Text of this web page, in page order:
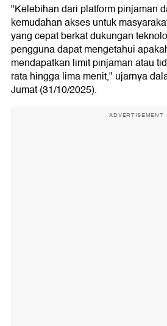
"Kelebihan dari platform pinjaman
kemudahan akses untuk
yang cepat berkat dukungan
pengguna dapat mengetahui
mendapatkan limit pinjaman atau
rata hingga lima menit," ujarnya
Jumat (31/10/2025).
ADVERTISEMENT